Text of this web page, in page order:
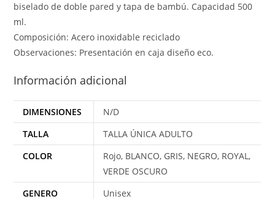
biselado de doble pared y tapa de bambú. Capacidad 500
ml.
Composición: Acero inoxidable reciclado
Observaciones: Presentación en caja diseño eco.
Información adicional
DIMENSIONES
N/D
TALLA
TALLA ÚNICA ADULTO
COLOR
Rojo, BLANCO, GRIS, NEGRO, ROYAL,
VERDE OSCURO
GENERO
Unisex